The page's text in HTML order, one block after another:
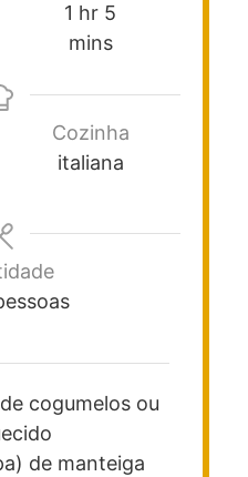
1 hr 5
mins
Cozinha
italiana
cogumelos ou
de manteiga